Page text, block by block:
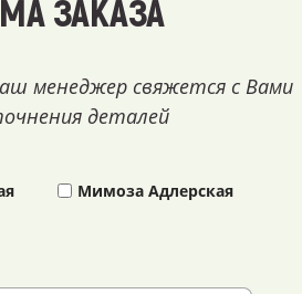
ЗАКАЗА
менеджер свяжется с Вами
деталей
Мимоза Адлерская